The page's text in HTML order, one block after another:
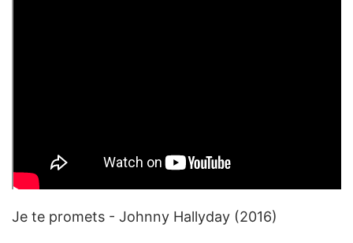
Je te promets - Johnny Hallyday (2016)